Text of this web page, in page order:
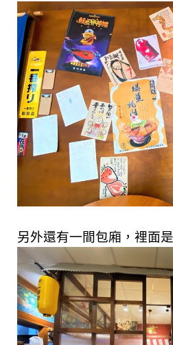
另外還有一間包廂，裡面